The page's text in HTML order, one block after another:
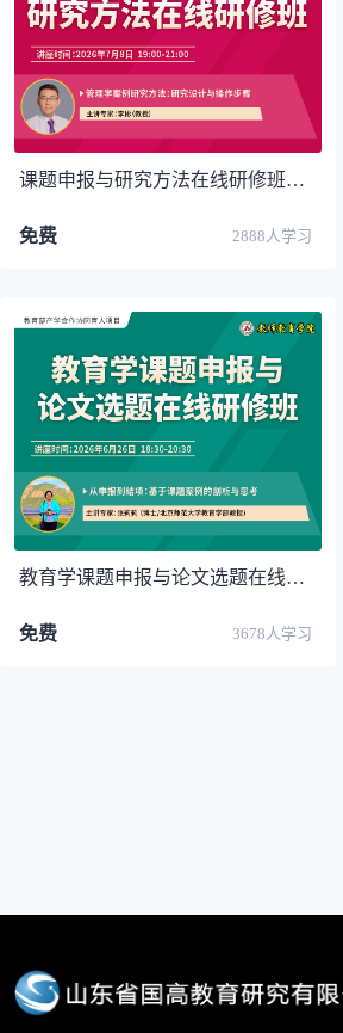
课题申报与研究方法在线研修班（武汉轻工大学）第一场
免费 2888人学习
教育学课题申报与论文选题在线研修班（河池学院）第一场
免费 3678人学习